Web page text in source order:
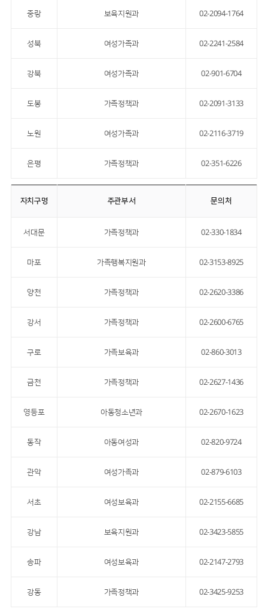
중랑 보육지원과 02-2094-1764
성북 여성가족과 02-2241-2584
강북 여성가족과 02-901-6704
도봉 가족정책과 02-2091-3133
노원 여성가족과 02-2116-3719
은평 가족정책과 02-351-6226
자치구명 주관부서 문의처
서대문 가족정책과 02-330-1834
마포 가족행복지원과 02-3153-8925
양천 가족정책과 02-2620-3386
강서 가족정책과 02-2600-6765
구로 가족보육과 02-860-3013
금천 가족정책과 02-2627-1436
영등포 아동청소년과 02-2670-1623
동작 아동여성과 02-820-9724
관악 여성가족과 02-879-6103
서초 여성보육과 02-2155-6685
강남 보육지원과 02-3423-5855
송파 여성보육과 02-2147-2793
강동 가족정책과 02-3425-9253